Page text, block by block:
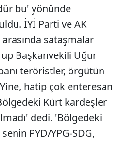
bu' yönünde
İYİ Parti ve AK
sataşmalar
Başkanvekili Uğur
teröristler, örgütün
hatip çok enteresan
Kürt kardeşler
dedi. 'Bölgedeki
PYD/YPG-SDG,